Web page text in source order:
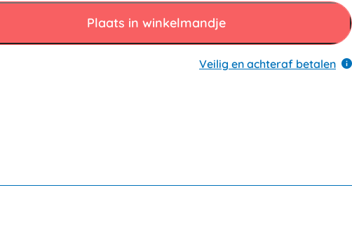
Plaats in winkelmandje
Veilig en achteraf betalen